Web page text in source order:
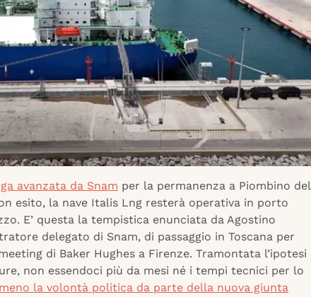
avanzata da Snam per la permanenza a Piombino del
esito, la nave Italis Lng resterà operativa in porto
E’ questa la tempistica enunciata da Agostino
delegato di Snam, di passaggio in Toscana per
di Baker Hughes a Firenze. Tramontata l’ipotesi
non essendoci più da mesi né i tempi tecnici per lo
la volontà politica da parte della nuova giunta